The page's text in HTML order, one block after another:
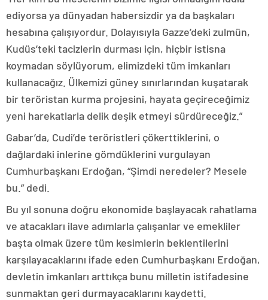
ediyorsa ya dünyadan habersizdir ya da başkaları
hesabına çalışıyordur. Dolayısıyla Gazze’deki zulmün,
Kudüs’teki tacizlerin durması için, hiçbir istisna
koymadan söylüyorum, elimizdeki tüm imkanları
kullanacağız. Ülkemizi güney sınırlarından kuşatarak
bir teröristan kurma projesini, hayata geçireceğimiz
yeni harekatlarla delik deşik etmeyi sürdüreceğiz.”
Gabar’da, Cudi’de teröristleri çökerttiklerini, o
dağlardaki inlerine gömdüklerini vurgulayan
Cumhurbaşkanı Erdoğan, “Şimdi neredeler? Mesele
bu.” dedi.
Bu yıl sonuna doğru ekonomide başlayacak rahatlama
ve atacakları ilave adımlarla çalışanlar ve emekliler
başta olmak üzere tüm kesimlerin beklentilerini
karşılayacaklarını ifade eden Cumhurbaşkanı Erdoğan,
devletin imkanları arttıkça bunu milletin istifadesine
sunmaktan geri durmayacaklarını kaydetti.